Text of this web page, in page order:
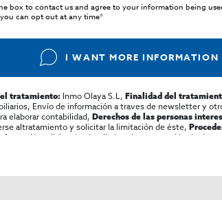
box to contact us and agree to your information being
can opt out at any time*
I WANT MORE INFORMATION
tratamiento: Inmo Olaya S.L, Finalidad del
Envío de información a traves de newsletter y
elaborar contabilidad, Derechos de las personas
altratamiento y solicitar la limitación de éste,
adicional y detallada sobre protección de datos